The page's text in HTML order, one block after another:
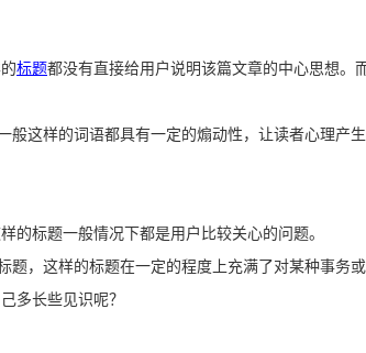
标题都没有直接给用户说明该篇文章的中心思想。
般这样的词语都具有一定的煽动性，让读者心理产
的标题一般情况下都是用户比较关心的问题。
题，这样的标题在一定的程度上充满了对某种事务
多长些见识呢？